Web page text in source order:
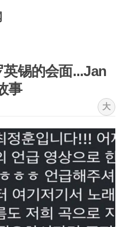
锡的会面...Jan
事
大